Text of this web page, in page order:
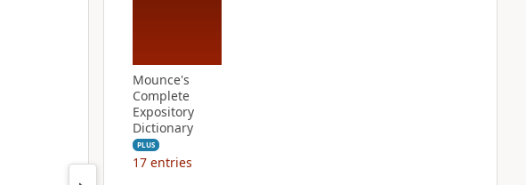
Mounce's
Complete
Expository
Dictionary
PLUS
17 entries